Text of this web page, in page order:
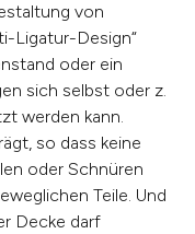
von
Ligatur-Design“
oder ein
sich selbst oder z.
werden kann.
so dass keine
oder Schnüren
Teile. Und
Decke darf